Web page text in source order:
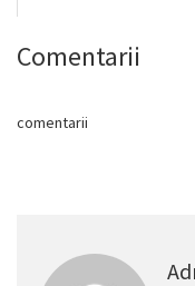
Comentarii
comentarii